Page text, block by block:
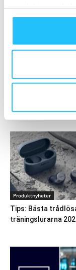
HETAST JUST
Produktnyheter
Tips: Bästa
träningslurarna